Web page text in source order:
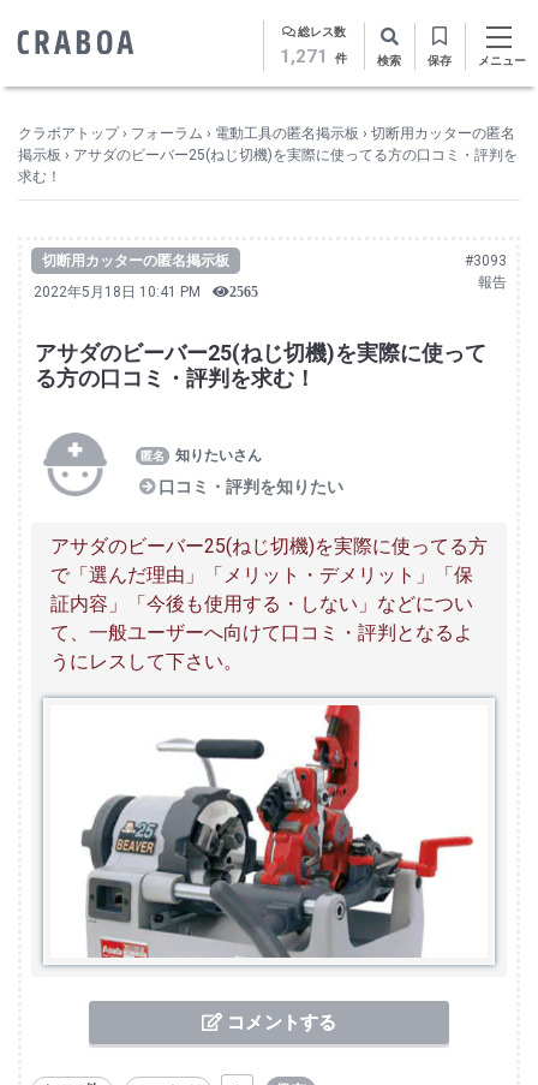
総レス数
1,271 件 検索 保存 メニュー
クラボアトップ › フォーラム › 電動工具の匿名掲示板 › 切断用カッターの匿名
掲示板 › アサダのビーバー25(ねじ切機)を実際に使ってる方の口コミ・評判を
求む！
切断用カッターの匿名掲示板
#3093
報告
2022年5月18日 10:41 PM 2565
アサダのビーバー25(ねじ切機)を実際に使って
る方の口コミ・評判を求む！
知りたいさん
口コミ・評判を知りたい
アサダのビーバー25(ねじ切機)を実際に使ってる方
で「選んだ理由」「メリット・デメリット」「保
証内容」「今後も使用する・しない」などについ
て、一般ユーザーへ向けて口コミ・評判となるよ
うにレスして下さい。
コメントする